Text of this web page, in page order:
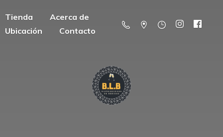
Tienda
Acerca de
Ubicación
Contacto